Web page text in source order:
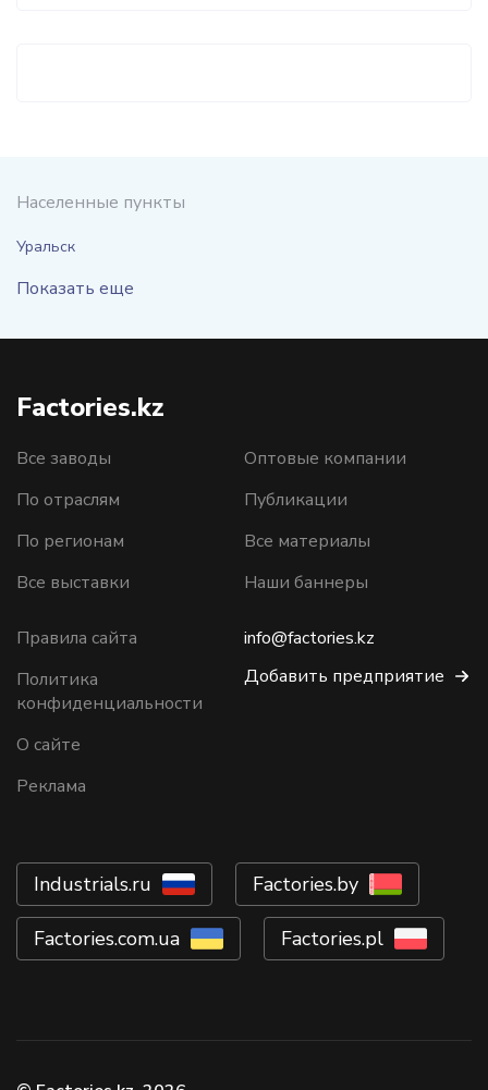
Населенные пункты
Уральск
Показать еще
Factories.kz
Все заводы
По отраслям
По регионам
Все выставки
Оптовые компании
Публикации
Все материалы
Наши баннеры
Правила сайта
Политика
конфиденциальности
О сайте
Реклама
info@factories.kz
Добавить предприятие
Industrials.ru Factories.by
Factories.com.ua Factories.pl